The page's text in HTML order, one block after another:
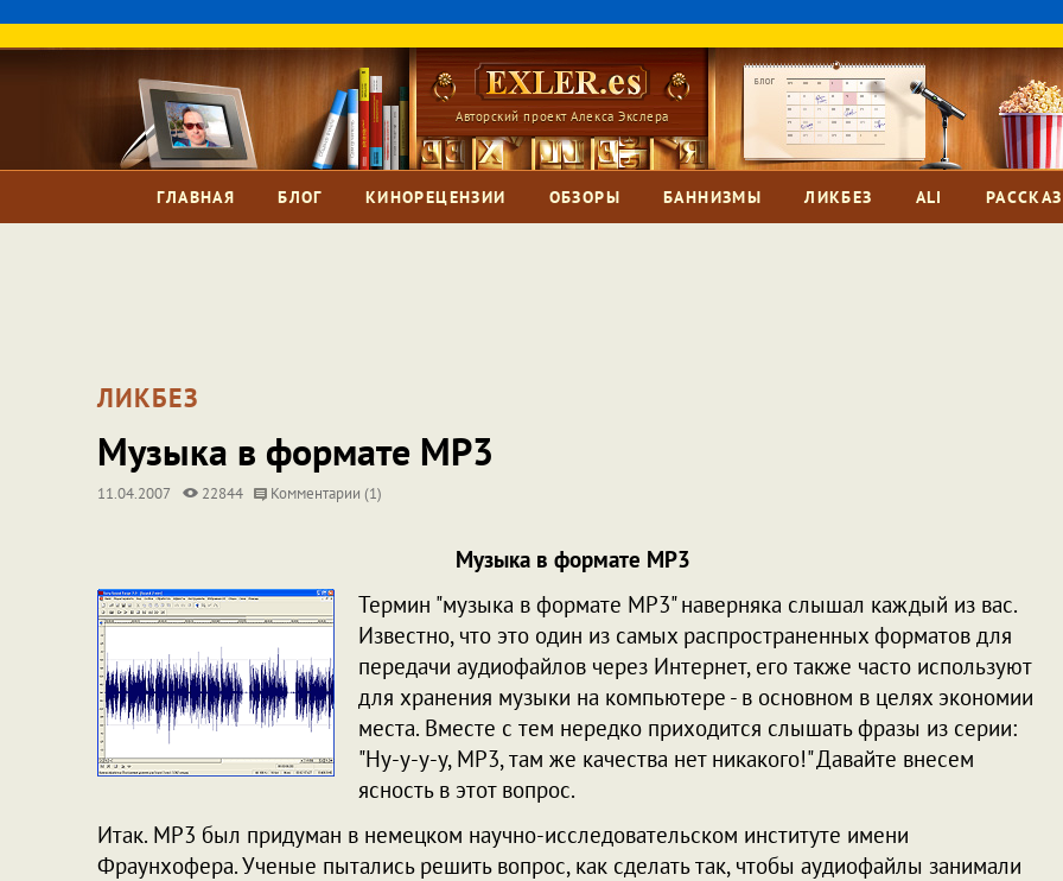
Авторский проект Алекса Экслера
ГЛАВНАЯ БЛОГ КИНОРЕЦЕНЗИИ ОБЗОРЫ БАННИЗМЫ ЛИКБЕЗ ALI
ЛИКБЕЗ
Музыка в формате MP3
11.04.2007 22844 Комментарии (1)
Музыка в формате MP3
Термин "музыка в формате MP3" наверняка слышал каждый из вас.
Известно, что это один из самых распространенных форматов для
передачи аудиофайлов через Интернет, его также часто используют
для хранения музыки на компьютере - в основном в целях экономии
места. Вместе с тем нередко приходится слышать фразы из серии:
"Ну-у-у-у, MP3, там же качества нет никакого!" Давайте внесем
ясность в этот вопрос.
Итак. MP3 был придуман в немецком научно-исследовательском институте имени
Фраунхофера. Ученые пытались решить вопрос, как сделать так, чтобы аудиофайлы занимали